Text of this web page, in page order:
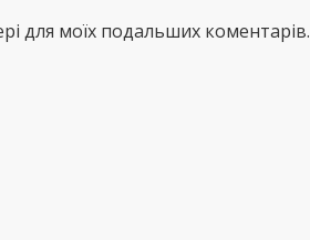
для моїх подальших коментарів.